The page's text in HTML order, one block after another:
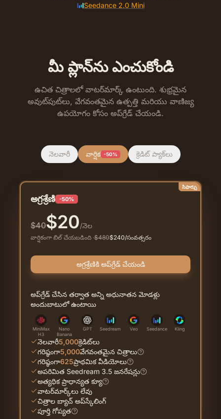
Seedance 2.0 Mini
మీ ప్లాన్‌ను ఎంచుకోండి
ఉచిత చిత్రాలలో వాటర్‌మార్క్ ఉంటుంది. శుభ్రమైన
అవుట్‌పుట్‌లు, వేగవంతమైన ఉత్పత్తి మరియు వాణిజ్య
ఉపయోగం కోసం అప్‌గ్రేడ్ చేయండి.
నెలవారీ వార్షిక -50% క్రెడిట్ ప్యాక్‌లు
సిఫార్సు
అగ్రశ్రేణి -50%
$40$20/నెల
వార్షికంగా బిల్ చేయబడింది ·$480$240/సంవత్సరం
అగ్రశ్రేణికి అప్‌గ్రేడ్ చేయండి
అప్‌గ్రేడ్ చేసిన తర్వాత అన్ని అధునాతన మోడళ్లు
అందుబాటులో ఉంటాయి
MiniMax
H3
Nano
Banana
GPT Seedream Veo Seedance Kling
నెలవారీ5,000క్రెడిట్‌లు
గరిష్ఠంగా5,000వేగవంతమైన చిత్రాలు
గరిష్ఠంగా625ప్రాథమిక వీడియోలు
అపరిమిత Seedream 3.5 జనరేషన్లు
అత్యధిక ప్రాధాన్యత క్యూ
వాటర్‌మార్క్‌లు లేవు
చిత్రాల బ్యాచ్ అప్‌స్కేలింగ్
పూర్తి గోప్యత